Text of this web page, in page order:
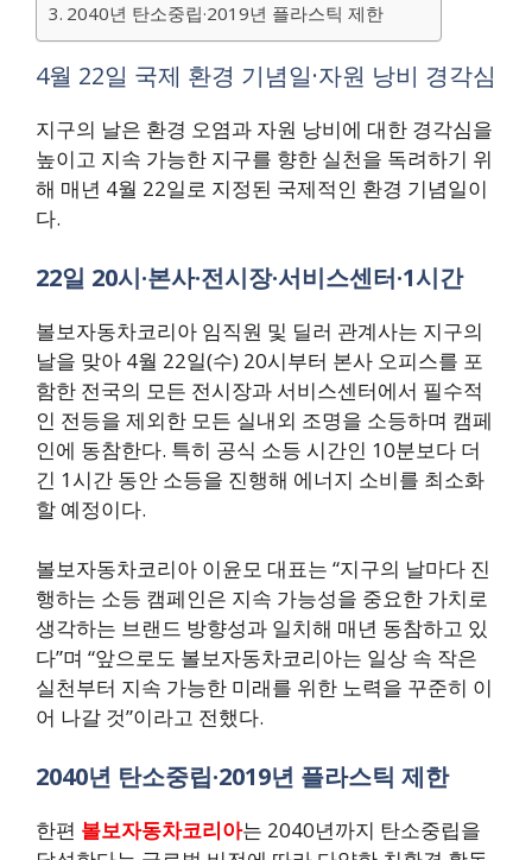
2040년 탄소중립·2019년 플라스틱 제한
4월 22일 국제 환경 기념일·자원 낭비 경각심
지구의 날은 환경 오염과 자원 낭비에 대한 경각심을
높이고 지속 가능한 지구를 향한 실천을 독려하기 위
해 매년 4월 22일로 지정된 국제적인 환경 기념일이
다.
22일 20시·본사·전시장·서비스센터·1시간
볼보자동차코리아 임직원 및 딜러 관계사는 지구의
날을 맞아 4월 22일(수) 20시부터 본사 오피스를 포
함한 전국의 모든 전시장과 서비스센터에서 필수적
인 전등을 제외한 모든 실내외 조명을 소등하며 캠페
인에 동참한다. 특히 공식 소등 시간인 10분보다 더
긴 1시간 동안 소등을 진행해 에너지 소비를 최소화
할 예정이다.
볼보자동차코리아 이윤모 대표는 “지구의 날마다 진
행하는 소등 캠페인은 지속 가능성을 중요한 가치로
생각하는 브랜드 방향성과 일치해 매년 동참하고 있
다”며 “앞으로도 볼보자동차코리아는 일상 속 작은
실천부터 지속 가능한 미래를 위한 노력을 꾸준히 이
어 나갈 것”이라고 전했다.
2040년 탄소중립·2019년 플라스틱 제한
한편 볼보자동차코리아는 2040년까지 탄소중립을